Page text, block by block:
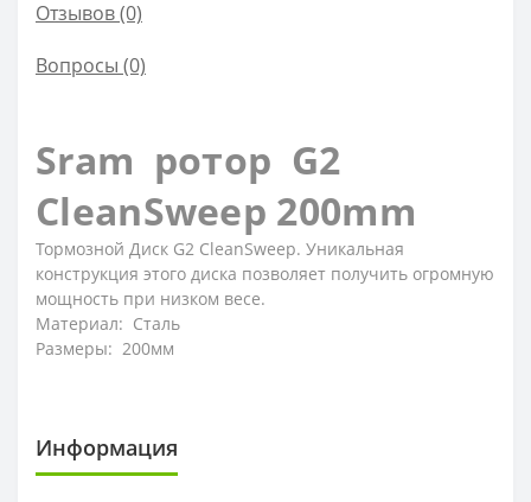
Отзывов (0)
Вопросы (0)
Sram ротор G2
CleanSweep 200mm
Тормозной Диск G2 CleanSweep. Уникальная
конструкция этого диска позволяет получить огромную
мощность при низком весе.
Материал: Сталь
Размеры: 200мм
Информация